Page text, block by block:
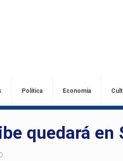
Política Economía
quedará en